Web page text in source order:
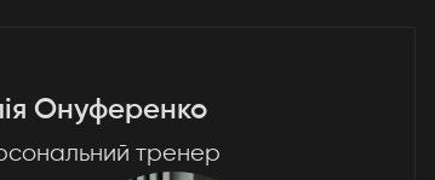
Онуференко
тренер